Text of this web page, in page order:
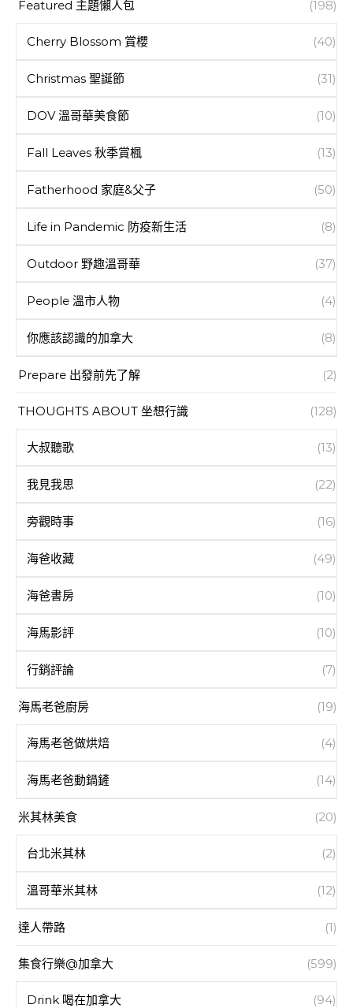
Featured 主題懶人包 (198)
Cherry Blossom 賞櫻 (40)
Christmas 聖誕節 (31)
DOV 溫哥華美食節 (10)
Fall Leaves 秋季賞楓 (13)
Fatherhood 家庭&父子 (50)
Life in Pandemic 防疫新生活 (8)
Outdoor 野趣溫哥華 (37)
People 溫市人物 (4)
你應該認識的加拿大 (8)
Prepare 出發前先了解 (2)
THOUGHTS ABOUT 坐想行識 (128)
大叔聽歌 (13)
我見我思 (22)
旁觀時事 (16)
海爸收藏 (49)
海爸書房 (10)
海馬影評 (10)
行銷評論 (7)
海馬老爸廚房 (19)
海馬老爸做烘焙 (4)
海馬老爸動鍋鏟 (14)
米其林美食 (20)
台北米其林 (2)
溫哥華米其林 (12)
達人帶路 (1)
集食行樂@加拿大 (599)
Drink 喝在加拿大 (94)